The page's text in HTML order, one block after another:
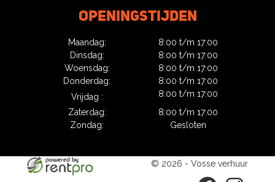
Openingstijden
Maandag:
8:00 t/m 17:00
Dinsdag:
8:00 t/m 17:00
Woensdag:
8:00 t/m 17:00
Donderdag:
8:00 t/m 17:00
Vrijdag :
8:00 t/m 17:00
Zaterdag:
8:00 t/m 17:00
Zondag:
Gesloten
© 2026 - Vosse verhuur